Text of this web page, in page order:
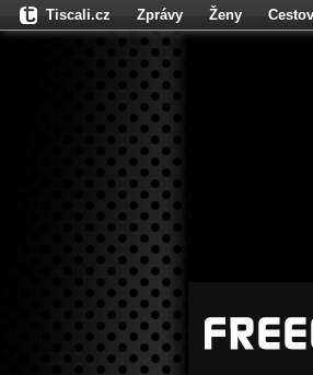
Tiscali.cz Zprávy Ženy
Fights.cz